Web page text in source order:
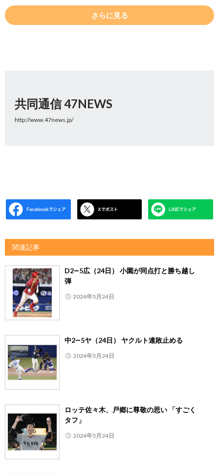
さらに見る
共同通信 47NEWS
http://www.47news.jp/
関連記事
D2―5広（24日） 小園が同点打と勝ち越し
弾
2024年5月24日
中2―5ヤ（24日） ヤクルト連敗止める
2024年5月24日
ロッテ佐々木、戸郷に尊敬の思い 「すごく
タフ」
2024年5月24日